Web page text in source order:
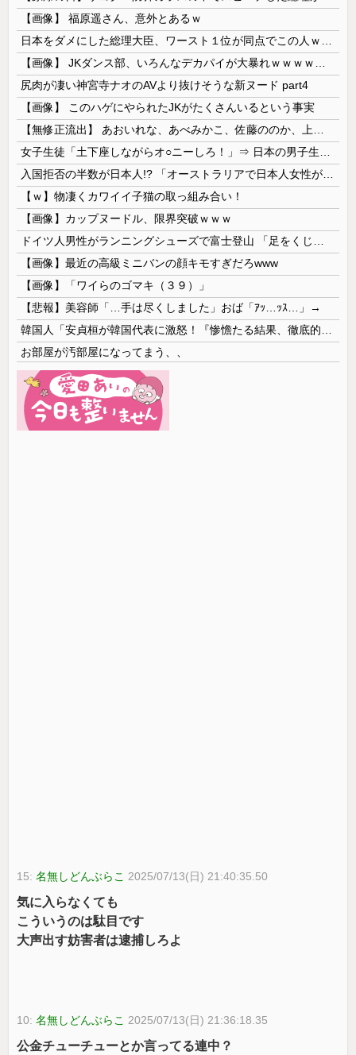
【画像】 福原遥さん、意外とあるｗ
尻肉が凄い神宮寺ナオのAVより抜けそうな新ヌード part4
【画像】 このハゲにやられたJKがたくさんいるという事実
【ｗ】物凄くカワイイ子猫の取っ組み合い！
【画像】カップヌードル、限界突破ｗｗｗ
【画像】最近の高級ミニバンの顔キモすぎだろwww
【画像】「ワイらのゴマキ（３９）」
【悲報】美容師「…手は尽くしました」おば「ｱｯ…ｯｽ…」→
お部屋が汚部屋になってまう、、
15:名無しどんぶらこ 2025/07/13(日) 21:40:35.50
気に入らなくても
こういうのは駄目です
大声出す妨害者は逮捕しろよ
10:名無しどんぶらこ 2025/07/13(日) 21:36:18.35
公金チューチューとか言ってる連中？